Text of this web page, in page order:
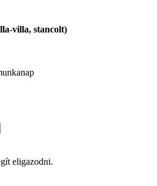
villa, stancolt)
eligazodni.